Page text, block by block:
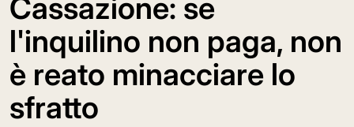
Cassazione: se
l'inquilino non paga, non
è reato minacciare lo
sfratto